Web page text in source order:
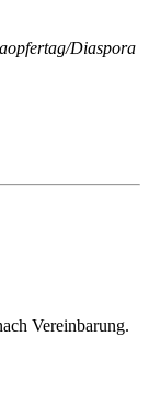
Diaspora
Vereinbarung.